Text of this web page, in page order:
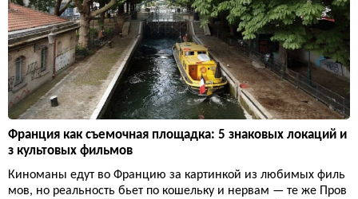
Франция как съемочная площадка: 5 знаковых локаций и
з культовых фильмов
Киноманы едут во Францию за картинкой из любимых филь
мов, но реальность бьет по кошельку и нервам — те же Пров